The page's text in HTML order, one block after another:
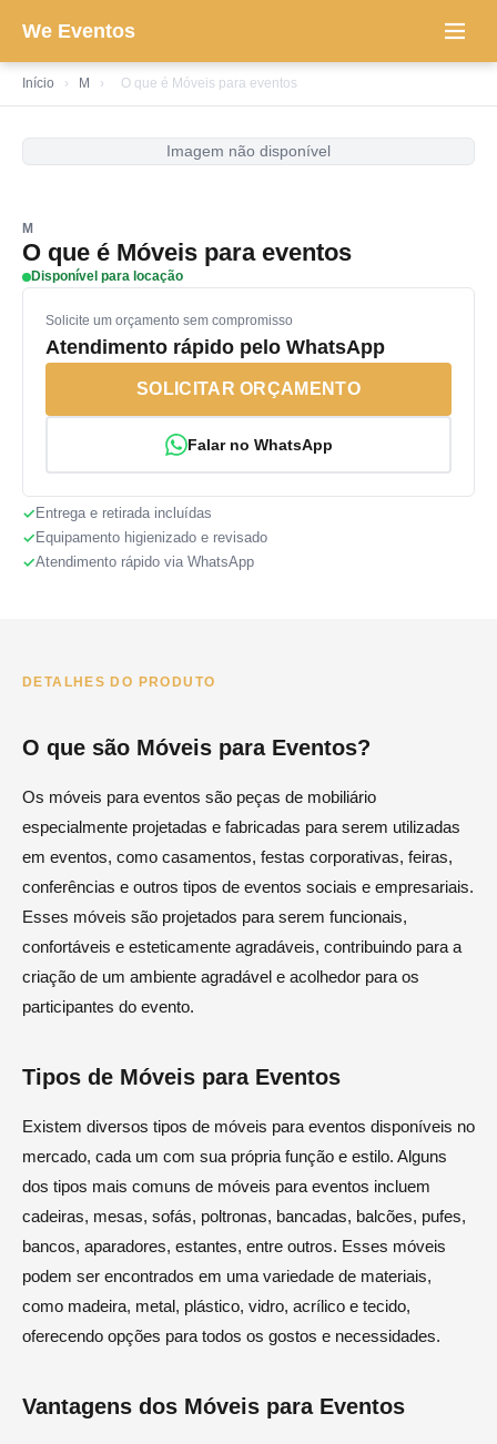
We Eventos
Início › M › O que é Móveis para eventos
Imagem não disponível
M
O que é Móveis para eventos
Disponível para locação
Solicite um orçamento sem compromisso
Atendimento rápido pelo WhatsApp
SOLICITAR ORÇAMENTO
Falar no WhatsApp
Entrega e retirada incluídas
Equipamento higienizado e revisado
Atendimento rápido via WhatsApp
DETALHES DO PRODUTO
O que são Móveis para Eventos?
Os móveis para eventos são peças de mobiliário
especialmente projetadas e fabricadas para serem utilizadas
em eventos, como casamentos, festas corporativas, feiras,
conferências e outros tipos de eventos sociais e empresariais.
Esses móveis são projetados para serem funcionais,
confortáveis e esteticamente agradáveis, contribuindo para a
criação de um ambiente agradável e acolhedor para os
participantes do evento.
Tipos de Móveis para Eventos
Existem diversos tipos de móveis para eventos disponíveis no
mercado, cada um com sua própria função e estilo. Alguns
dos tipos mais comuns de móveis para eventos incluem
cadeiras, mesas, sofás, poltronas, bancadas, balcões, pufes,
bancos, aparadores, estantes, entre outros. Esses móveis
podem ser encontrados em uma variedade de materiais,
como madeira, metal, plástico, vidro, acrílico e tecido,
oferecendo opções para todos os gostos e necessidades.
Vantagens dos Móveis para Eventos